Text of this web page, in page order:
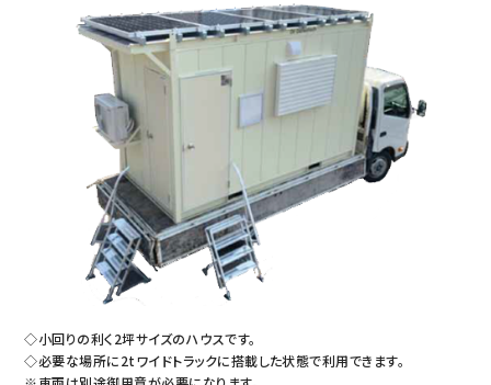
◇小回りの利く2坪サイズのハウスです。
◇必要な場所に2tワイドトラックに搭載した状態で利用できます。